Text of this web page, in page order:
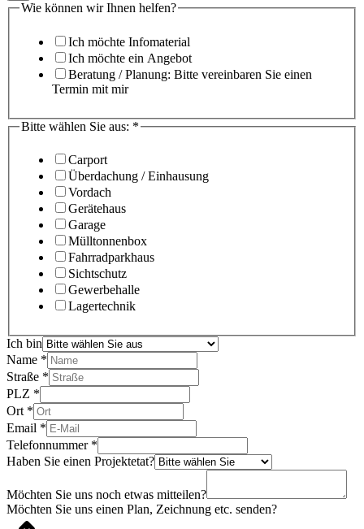
Wie können wir Ihnen helfen?
Ich möchte Infomaterial
Ich möchte ein Angebot
Beratung / Planung: Bitte vereinbaren Sie einen
Termin mit mir
Bitte wählen Sie aus: *
Carport
Überdachung / Einhausung
Vordach
Gerätehaus
Garage
Mülltonnenbox
Fahrradparkhaus
Sichtschutz
Gewerbehalle
Lagertechnik
Ich bin
Name *
Straße *
PLZ *
Ort *
Email *
Telefonnummer *
Haben Sie einen Projektetat?
Möchten Sie uns noch etwas mitteilen?
Möchten Sie uns einen Plan, Zeichnung etc. senden?